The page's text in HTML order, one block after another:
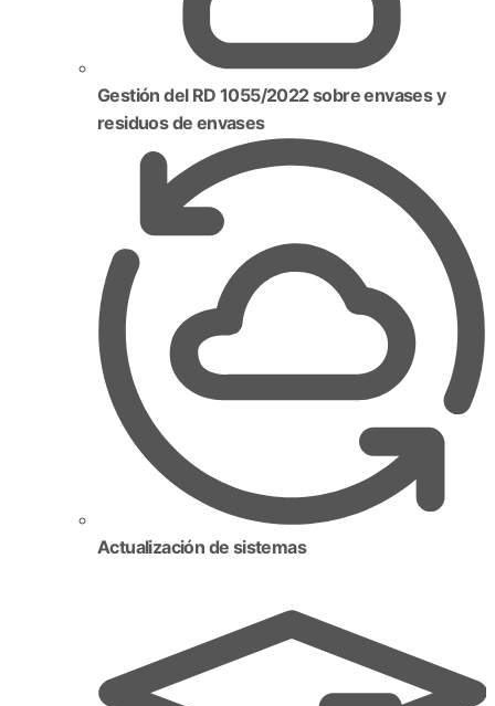
Gestión del RD 1055/2022 sobre envases y
residuos de envases
Actualización de sistemas